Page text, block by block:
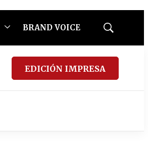
BRAND VOICE
Mostrar
EDICIÓN IMPRESA